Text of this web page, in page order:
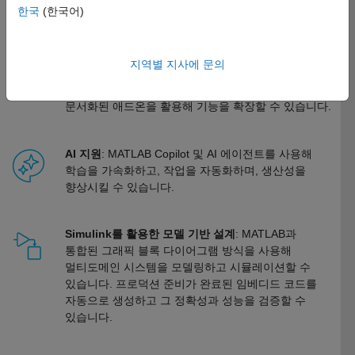
엔지니어를 위해 설계된 고급 언어로 알고리즘과
: 특화된 공학 및 과학 워크플로에 맞게
문서화된 애드온을 활용해 기능을 확장할 수 있습니다.
AI 지원: MATLAB Copilot 및 AI 에이전트를 사용해
학습을 가속화하고, 작업을 자동화하며, 생산성을
향상시킬 수 있습니다.
Simulink를 활용한 모델 기반 설계 : MATLAB과
통합된 그래픽 블록 다이어그램 방식을 사용해
멀티도메인 시스템을 모델링하고 시뮬레이션할 수
있습니다. 프로덕션 준비가 완료된 임베디드 코드를
자동으로 생성하고 그 정확성과 성능을 검증할 수
있습니다.
한국 (한국어)
지역별 지사에 문의